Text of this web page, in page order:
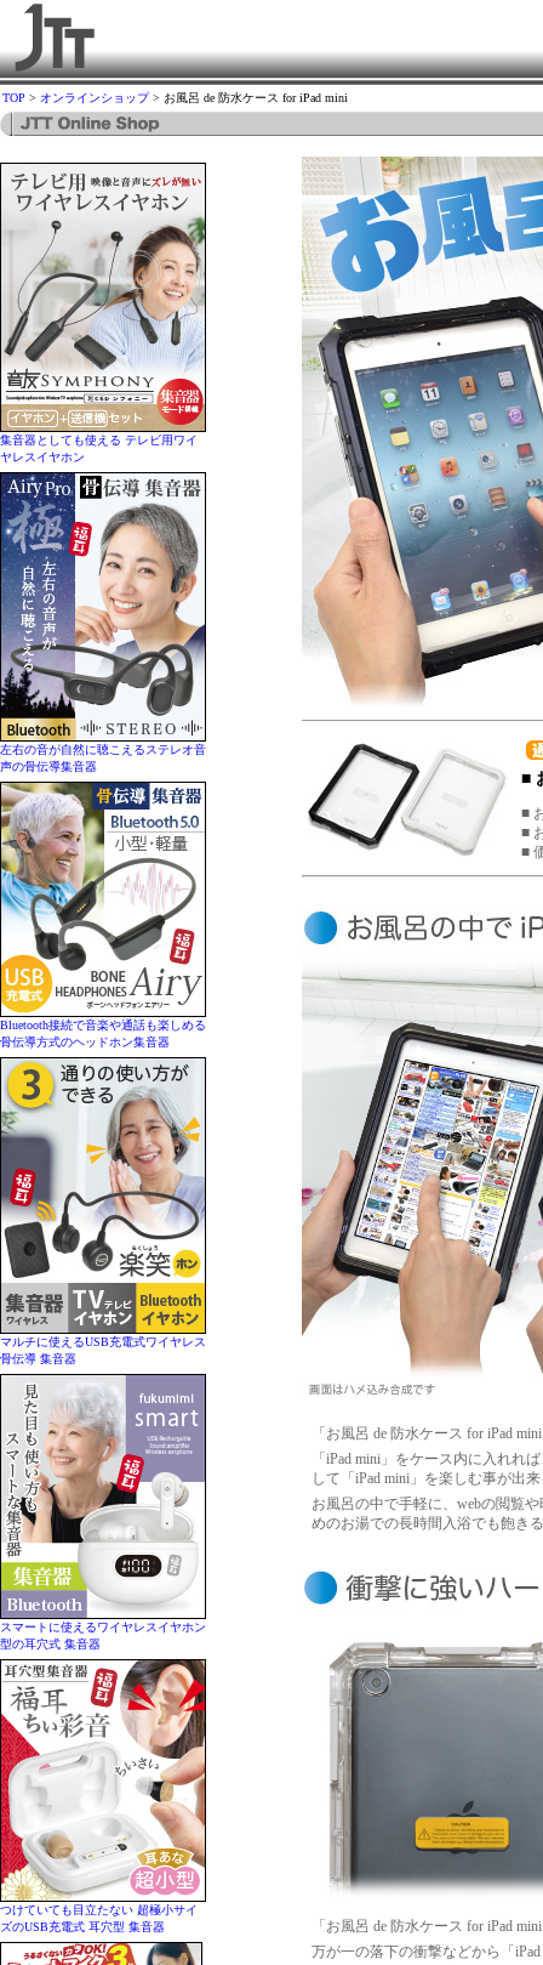
TOP > オンラインショップ> お風呂 de 防水ケース for iPad mini
集音器としても使える テレビ用ワイ
ヤレスイヤホン
左右の音が自然に聴こえるステレオ音
声の骨伝導集音器
Bluetooth接続で音楽や通話も楽しめる
骨伝導方式のヘッドホン集音器
マルチに使えるUSB充電式ワイヤレス
骨伝導 集音器
スマートに使えるワイヤレスイヤホン
型の耳穴式 集音器
つけていても目立たない 超極小サイ
ズのUSB充電式 耳穴型 集音器
■
■
■
■
「お風呂 de 防水ケース for iPad
「iPad mini」をケース内に入れれ
して「iPad mini」を楽しむ事が出
お風呂の中で手軽に、webの閲覧
めのお湯での長時間入浴でも飽き
「お風呂 de 防水ケース for iPad
万が一の落下の衝撃などから「